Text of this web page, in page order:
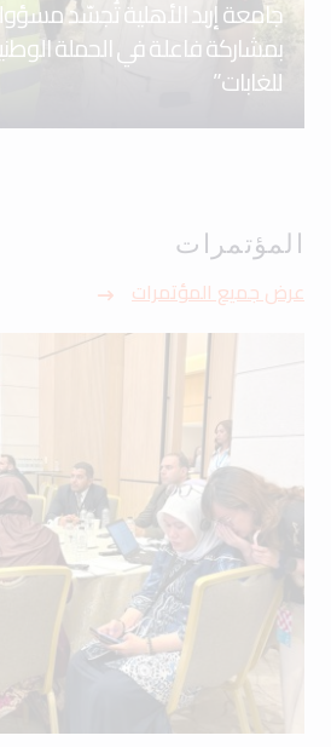
جامعة إربد الأهلية تُجسّد
بمشاركة فاعلة في الحملة
للغابات”
المؤتمرات
عرض جميع المؤتمرات